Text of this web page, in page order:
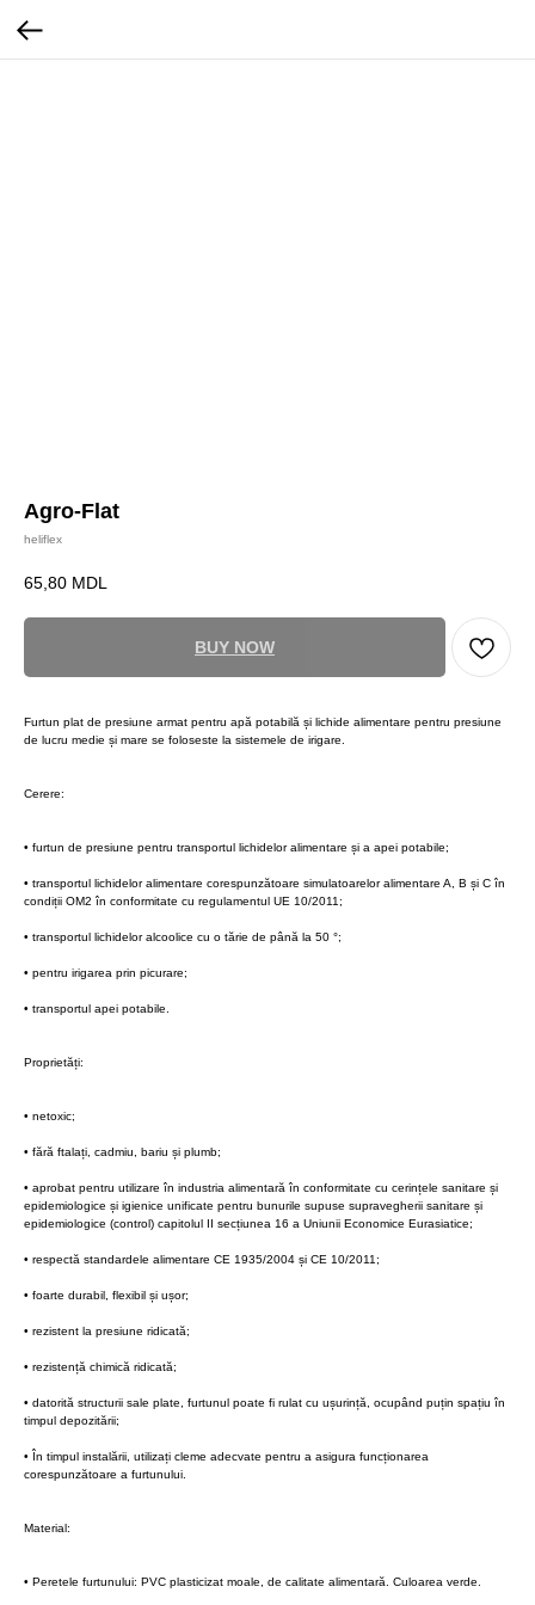
Agro-Flat
heliflex
65,80 MDL
BUY NOW
Furtun plat de presiune armat pentru apă potabilă și lichide alimentare pentru presiune
de lucru medie și mare se foloseste la sistemele de irigare.
Cerere:
• furtun de presiune pentru transportul lichidelor alimentare și a apei potabile;
• transportul lichidelor alimentare corespunzătoare simulatoarelor alimentare A, B și C în
condiții OM2 în conformitate cu regulamentul UE 10/2011;
• transportul lichidelor alcoolice cu o tărie de până la 50 °;
• pentru irigarea prin picurare;
• transportul apei potabile.
Proprietăți:
• netoxic;
• fără ftalați, cadmiu, bariu și plumb;
• aprobat pentru utilizare în industria alimentară în conformitate cu cerințele sanitare și
epidemiologice și igienice unificate pentru bunurile supuse supravegherii sanitare și
epidemiologice (control) capitolul II secțiunea 16 a Uniunii Economice Eurasiatice;
• respectă standardele alimentare CE 1935/2004 și CE 10/2011;
• foarte durabil, flexibil și ușor;
• rezistent la presiune ridicată;
• rezistență chimică ridicată;
• datorită structurii sale plate, furtunul poate fi rulat cu ușurință, ocupând puțin spațiu în
timpul depozitării;
• În timpul instalării, utilizați cleme adecvate pentru a asigura funcționarea
corespunzătoare a furtunului.
Material:
• Peretele furtunului: PVC plasticizat moale, de calitate alimentară. Culoarea verde.